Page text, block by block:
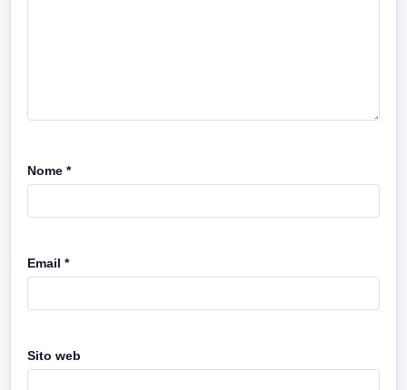
Nome *
Email *
Sito web